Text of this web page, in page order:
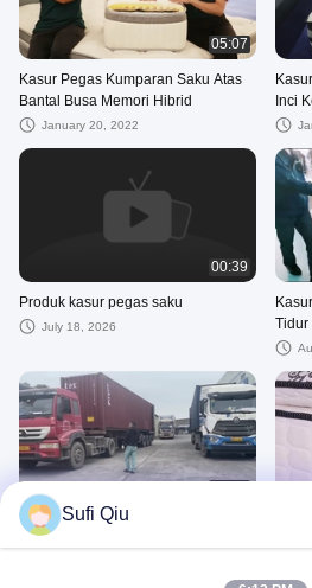
05:07
Kasur Pegas Kumparan Saku Atas
Bantal Busa Memori Hibrid
January 20, 2022
Inci
00:39
Produk kasur pegas saku
July 18, 2026
Tidur
Kain Poliester Bantal Atas Kasur
Pegas Bonnell Ukuran King
Sufi Qiu